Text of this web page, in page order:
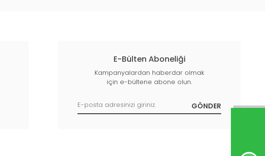
E-Bülten Aboneliği
Kampanyalardan haberdar olmak
için e-bültene abone olun.